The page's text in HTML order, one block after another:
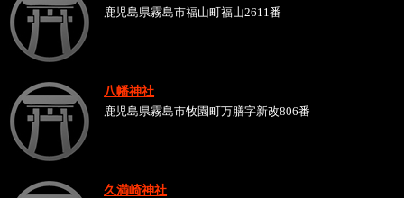
鹿児島県霧島市福山町福山2611番
八幡神社
鹿児島県霧島市牧園町万膳字新改806番
久満崎神社